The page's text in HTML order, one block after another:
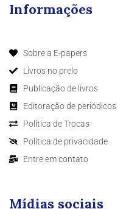
Informações
Sobre a E-papers
Livros no prelo
Publicação de livros
Editoração de periódicos
Política de Trocas
Política de privacidade
Entre em contato
Mídias sociais